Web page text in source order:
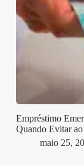
Empréstimo
Quando Evitar
maio 25,